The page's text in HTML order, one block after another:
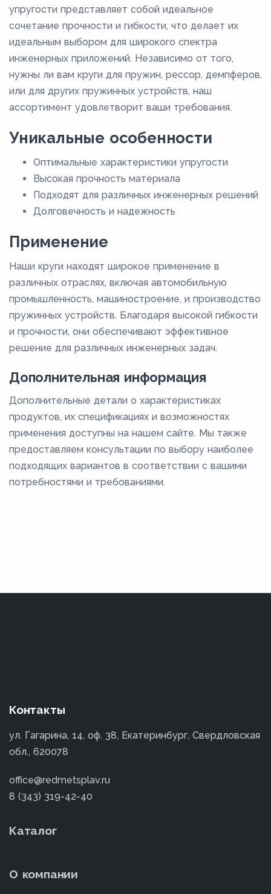
упругости представляет собой идеальное
сочетание прочности и гибкости, что делает их
идеальным выбором для широкого спектра
инженерных приложений. Независимо от того,
нужны ли вам круги для пружин, рессор, демпферов,
или для других пружинных устройств, наш
ассортимент удовлетворит ваши требования.
Уникальные особенности
Оптимальные характеристики упругости
Высокая прочность материала
Подходят для различных инженерных решений
Долговечность и надежность
Применение
Наши круги находят широкое применение в
различных отраслях, включая автомобильную
промышленность, машиностроение, и производство
пружинных устройств. Благодаря высокой гибкости
и прочности, они обеспечивают эффективное
решение для различных инженерных задач.
Дополнительная информация
Дополнительные детали о характеристиках
продуктов, их спецификациях и возможностях
применения доступны на нашем сайте. Мы также
предоставляем консультации по выбору наиболее
подходящих вариантов в соответствии с вашими
потребностями и требованиями.
Контакты
ул. Гагарина, 14, оф. 38, Екатеринбург, Свердловская
обл., 620078
office@redmetsplav.ru
8 (343) 319-42-40
Каталог
О компании